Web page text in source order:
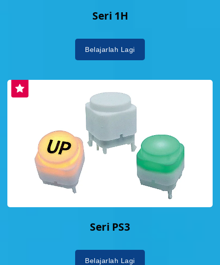
Seri 1H
Belajarlah Lagi
Seri PS3
Belajarlah Lagi